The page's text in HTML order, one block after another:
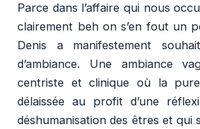
Parce dans l’affaire qui nous
clairement beh on s’en fout un
Denis a manifestement
d’ambiance. Une ambiance
centriste et clinique où la
délaissée au profit d’une
déshumanisation des êtres et qui